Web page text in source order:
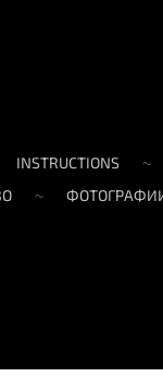
INSTRUCTIONS